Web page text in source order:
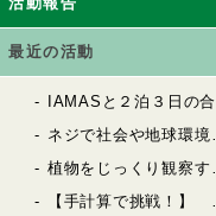
最近の活動
IAMASと２泊３日の合同合宿！「FbSのためのデザインキャンプ」
ネジで社会や地球環境を良くする会社「シネジックさん」視察
植物をじっくり観察する「植物観察の基礎」
【手計算で挑戦！】 木造の許容応力度計算（２）